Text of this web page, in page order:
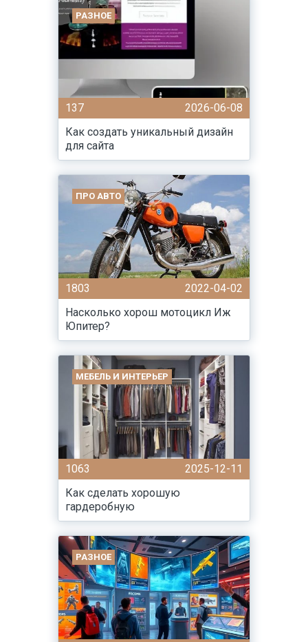
РАЗНОЕ
137
2026-06-08
Как создать уникальный дизайн
для сайта
ПРО АВТО
1803
2022-04-02
Насколько хорош мотоцикл Иж
Юпитер?
МЕБЕЛЬ И ИНТЕРЬЕР
1063
2025-12-11
Как сделать хорошую
гардеробную
РАЗНОЕ